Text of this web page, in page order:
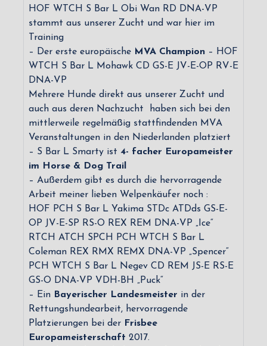
HOF WTCH S Bar L Obi Wan RD DNA-VP
stammt aus unserer Zucht und war hier im
Training
– Der erste europäische MVA Champion – HOF
WTCH S Bar L Mohawk CD GS-E JV-E-OP RV-E
DNA-VP
Mehrere Hunde direkt aus unserer Zucht und
auch aus deren Nachzucht haben sich bei den
mittlerweile regelmäßig stattfindenden MVA
Veranstaltungen in den Niederlanden platziert
– S Bar L Smarty ist 4- facher Europameister
im Horse & Dog Trail
– Außerdem gibt es durch die hervorragende
Arbeit meiner lieben Welpenkäufer noch :
HOF PCH S Bar L Yakima STDc ATDds GS-E-
OP JV-E-SP RS-O REX REM DNA-VP „Ice“
RTCH ATCH SPCH PCH WTCH S Bar L
Coleman REX RMX REMX DNA-VP „Spencer“
PCH WTCH S Bar L Negev CD REM JS-E RS-E
GS-O DNA-VP VDH-BH „Puck“
– Ein Bayerischer Landesmeister in der
Rettungshundearbeit, hervorragende
Platzierungen bei der Frisbee
Europameisterschaft 2017.